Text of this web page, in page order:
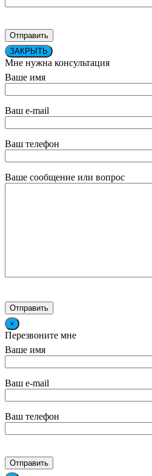
ЗАКРЫТЬ
Мне нужна консультация
Ваше имя
Ваш e-mail
Ваш телефон
Ваше сообщение или вопрос
×
Перезвоните мне
Ваше имя
Ваш e-mail
Ваш телефон